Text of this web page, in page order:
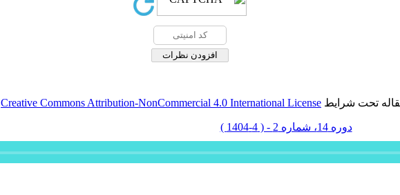
تحت شرایط Creative Commons Attribution-NonCommercial 4.0 International License
دوره 14، شماره 2 - ( 4-1404 )